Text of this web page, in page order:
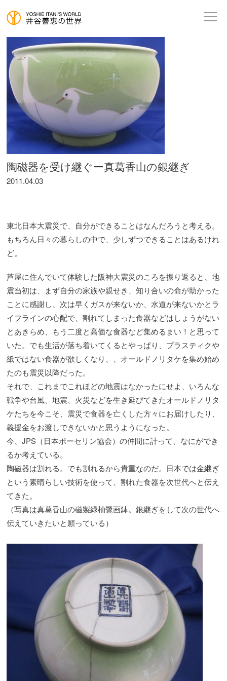
陶磁器を受け継ぐー真葛香山の銀継ぎ
2011.04.03
東北日本大震災で、自分ができることはなんだろうと考える。
もちろん日々の暮らしの中で、少しずつできることはあるけれ
ど。
芦屋に住んでいて体験した阪神大震災のころを振り返ると、地
震当初は、まず自分の家族や親せき、知り合いの命が助かった
ことに感謝し、次は早くガスが来ないか、水道が来ないかとラ
イフラインの心配で、割れてしまった食器などはしょうがない
とあきらめ、もう二度と高価な食器など集めるまい！と思って
いた。でも生活が落ち着いてくるとやっぱり、プラスティクや
紙ではない食器が欲しくなり、、オールドノリタケを集め始め
たのも震災以降だった。
それで、これまでこれほどの地震はなかったにせよ、いろんな
戦争や台風、地震、火災などを生き延びてきたオールドノリタ
ケたちを今こそ、震災で食器を亡くした方々にお届けしたり、
義援金をお渡しできないかと思うようになった。
今、JPS（日本ポーセリン協会）の仲間に計って、なにができ
るか考えている。
陶磁器は割れる。でも割れるから貴重なのだ。日本では金継ぎ
という素晴らしい技術を使って、割れた食器を次世代へと伝え
てきた。
（写真は真葛香山の磁製緑柚鷺画鉢。銀継ぎをして次の世代へ
伝えていきたいと願っている）